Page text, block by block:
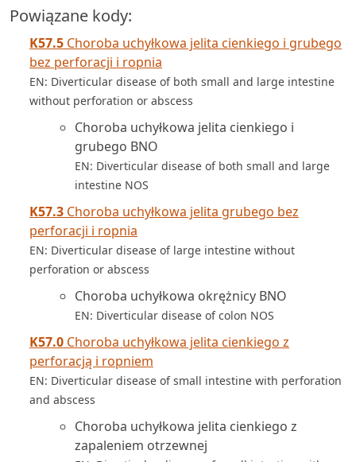
Powiązane kody:
K57.5 Choroba uchyłkowa jelita cienkiego i grubego
bez perforacji i ropnia
EN: Diverticular disease of both small and large intestine
without perforation or abscess
Choroba uchyłkowa jelita cienkiego i
grubego BNO
EN: Diverticular disease of both small and large
intestine NOS
K57.3 Choroba uchyłkowa jelita grubego bez
perforacji i ropnia
EN: Diverticular disease of large intestine without
perforation or abscess
Choroba uchyłkowa okrężnicy BNO
EN: Diverticular disease of colon NOS
K57.0 Choroba uchyłkowa jelita cienkiego z
perforacją i ropniem
EN: Diverticular disease of small intestine with perforation
and abscess
Choroba uchyłkowa jelita cienkiego z
zapaleniem otrzewnej